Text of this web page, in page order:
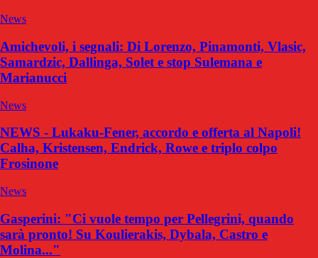
News
Amichevoli, i segnali: Di Lorenzo, Pinamonti, Vlasic,
Samardzic, Dallinga, Solet e stop Sulemana e
Marianucci
News
NEWS - Lukaku-Fener, accordo e offerta al Napoli!
Calha, Kristensen, Endrick, Rowe e triplo colpo
Frosinone
News
Gasperini: "Ci vuole tempo per Pellegrini, quando
sarà pronto! Su Koulierakis, Dybala, Castro e
Molina..."